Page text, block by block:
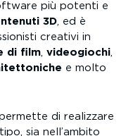
più potenti e
3D, ed è
creativi in
di film, videogiochi,
e molto
di realizzare
sia nell’ambito